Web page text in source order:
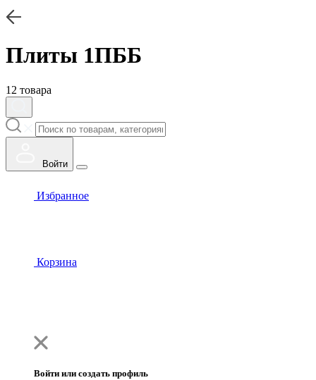
Плиты 1ПББ
12 товара
Войти
Избранное
Корзина
Войти или создать профиль